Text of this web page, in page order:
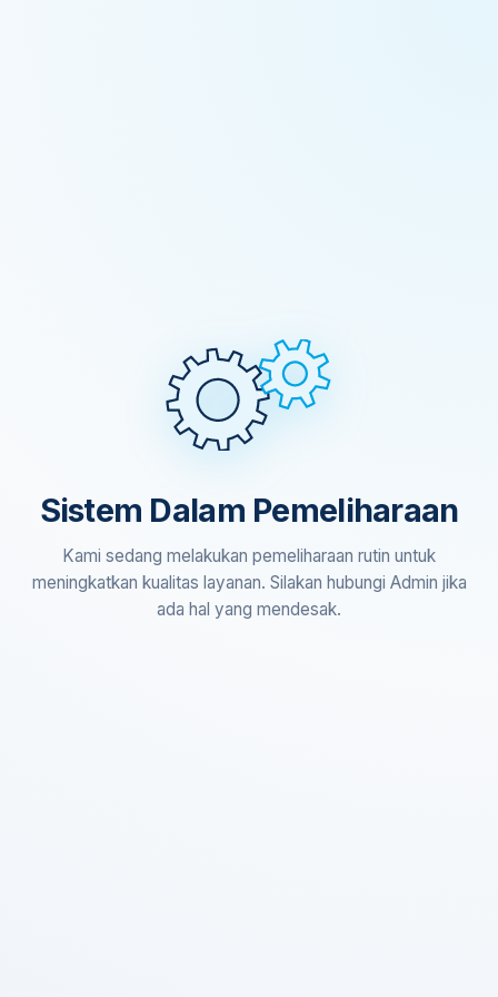
Sistem Dalam Pemeliharaan
Kami sedang melakukan pemeliharaan rutin untuk
meningkatkan kualitas layanan. Silakan hubungi Admin jika
ada hal yang mendesak.